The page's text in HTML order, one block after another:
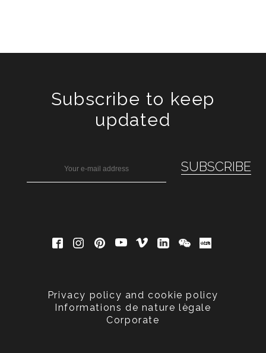
Subscribe to keep
updated
Privacy policy and cookie policy
Informations de nature lègale
Corporate